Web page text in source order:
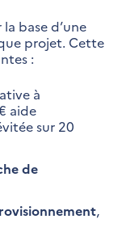
base d’une
projet. Cette
:
à
aide
sur 20
de
,